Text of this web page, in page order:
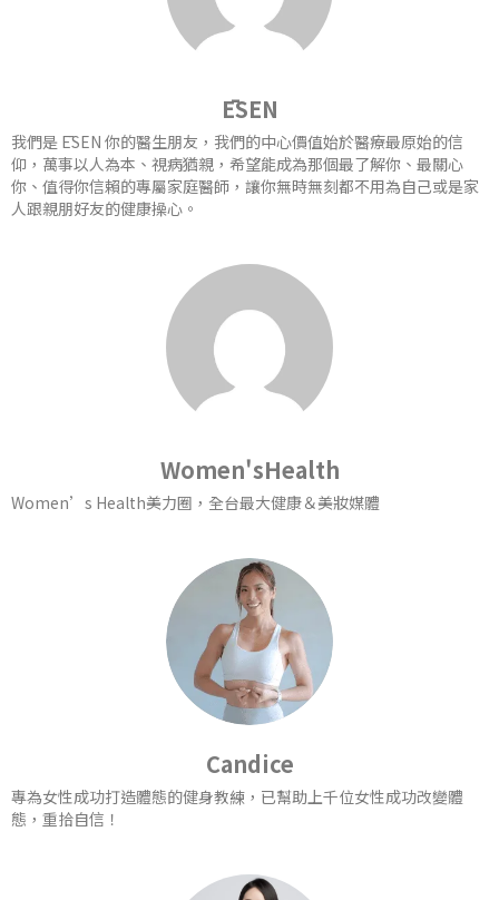
ĒSEN
我們是 ĒSEN 你的醫生朋友，我們的中心價值始於醫療最原始的信
仰，萬事以人為本、視病猶親，希望能成為那個最了解你、最關心
你、值得你信賴的專屬家庭醫師，讓你無時無刻都不用為自己或是家
人跟親朋好友的健康操心。
Women'sHealth
Women’s Health美力圈，全台最大健康＆美妝媒體
Candice
專為女性成功打造體態的健身教練，已幫助上千位女性成功改變體
態，重拾自信！